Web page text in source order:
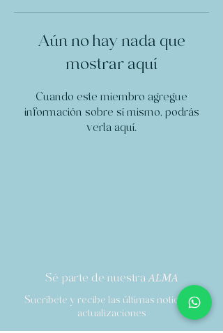
Aún no hay nada que
mostrar aquí
Cuando este miembro agregue
información sobre sí mismo, podrás
verla aquí.
Sé parte de nuestraALMA
Sucríbete y recibe las últimas noticias y
actualizaciones